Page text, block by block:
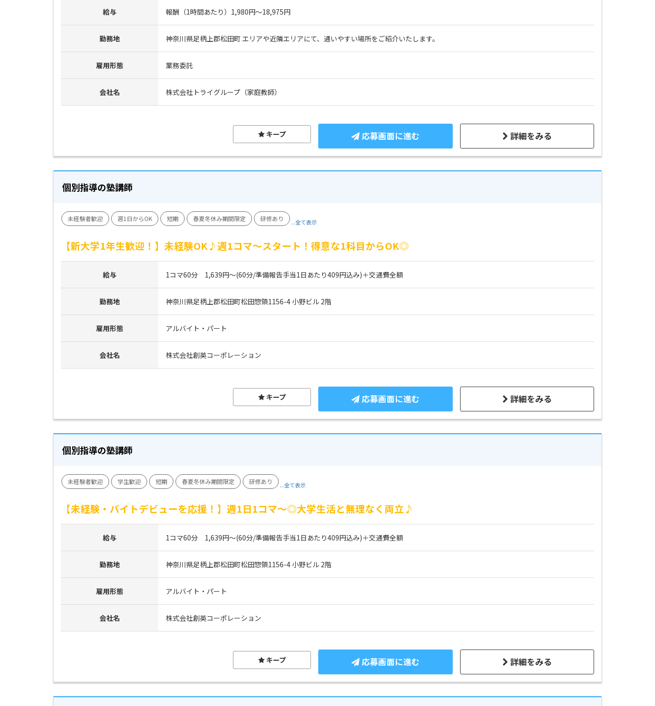
給与 報酬（1時間あたり）1,980円～18,975円
勤務地 神奈川県足柄上郡松田町 エリアや近隣エリアにて、通いやすい場所をご紹介いたします。
雇用形態 業務委託
会社名 株式会社トライグループ（家庭教師）
詳細をみる
応募画面に進む
キープ
個別指導の塾講師
未経験者歓迎 週1日からOK 短期 春夏冬休み期間限定 研修あり ...全て表示
【新大学1年生歓迎！】未経験OK♪週1コマ～スタート！得意な1科目からOK◎
給与 1コマ60分　1,639円～(60分/準備報告手当1日あたり409円込み)＋交通費全額
勤務地 神奈川県足柄上郡松田町松田惣領1156-4 小野ビル 2階
雇用形態 アルバイト・パート
会社名 株式会社創英コーポレーション
詳細をみる
応募画面に進む
キープ
個別指導の塾講師
未経験者歓迎 学生歓迎 短期 春夏冬休み期間限定 研修あり ...全て表示
【未経験・バイトデビューを応援！】週1日1コマ～◎大学生活と無理なく両立♪
給与 1コマ60分　1,639円～(60分/準備報告手当1日あたり409円込み)＋交通費全額
勤務地 神奈川県足柄上郡松田町松田惣領1156-4 小野ビル 2階
雇用形態 アルバイト・パート
会社名 株式会社創英コーポレーション
詳細をみる
応募画面に進む
キープ